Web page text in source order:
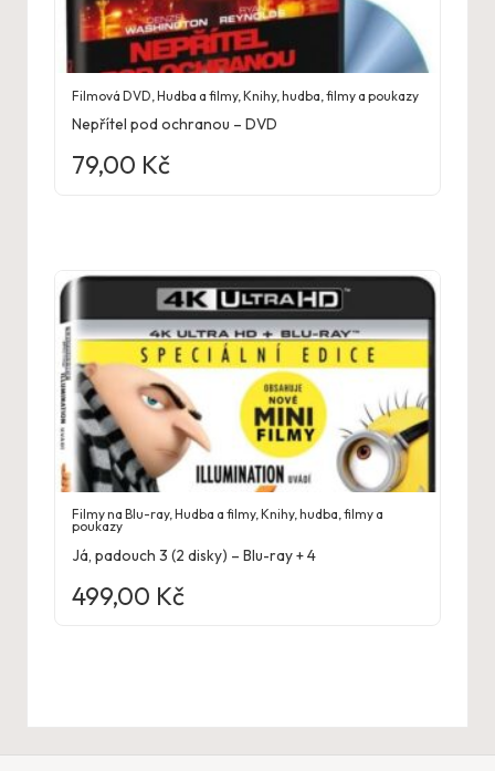
Filmová DVD ,Hudba a filmy,Knihy, hudba, filmy a poukazy
Nepřítel pod ochranou – DVD
79,00 Kč
Filmy na Blu-ray,Hudba a filmy,Knihy, hudba, filmy a
poukazy
Já, padouch 3 (2 disky) – Blu-ray + 4
499,00 Kč